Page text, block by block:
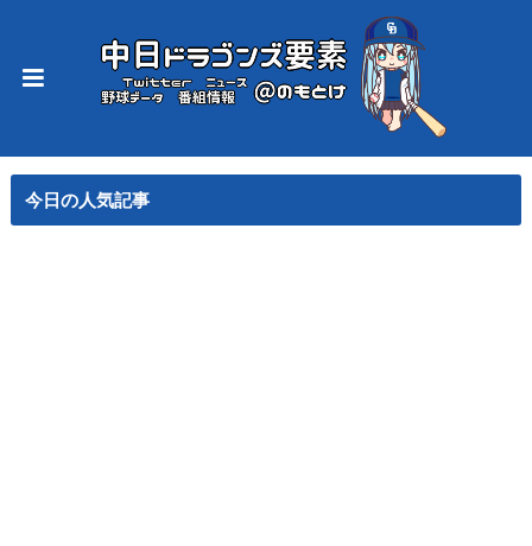
今日の人気記事